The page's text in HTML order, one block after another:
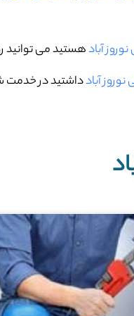
آبادهستید می توانید
آبادداشتید در خدمت